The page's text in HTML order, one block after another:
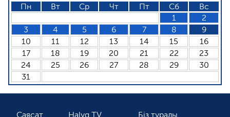
Пн Вт Ср Чт Пт Сб
Вс
1
2
3
4 5 6 7 8
9
10
11 12 13 14 15
16
17
18 19 20 21 22
23
24
25 26 27 28 29
30
31
Саясат Halyq TV Біз туралы